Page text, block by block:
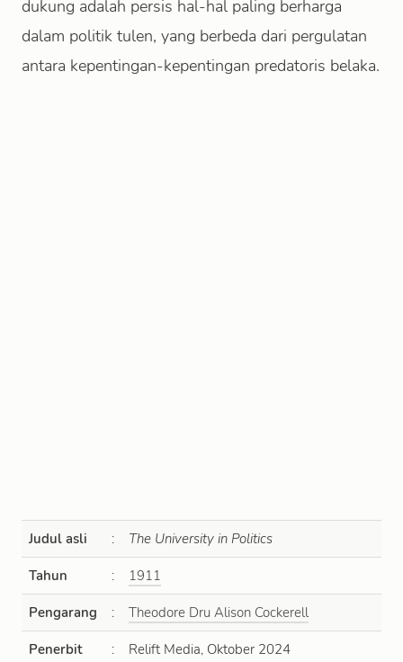
dukung adalah persis hal-hal paling berharga
dalam politik tulen, yang berbeda dari pergulatan
antara kepentingan-kepentingan predatoris belaka.
Judul asli : The University in Politics
Tahun : 1911
Pengarang : Theodore Dru Alison Cockerell
Penerbit : Relift Media, Oktober 2024